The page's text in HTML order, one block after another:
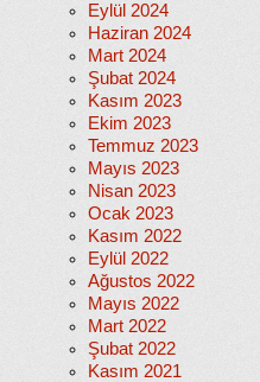
Eylül 2024
Haziran 2024
Mart 2024
Şubat 2024
Kasım 2023
Ekim 2023
Temmuz 2023
Mayıs 2023
Nisan 2023
Ocak 2023
Kasım 2022
Eylül 2022
Ağustos 2022
Mayıs 2022
Mart 2022
Şubat 2022
Kasım 2021